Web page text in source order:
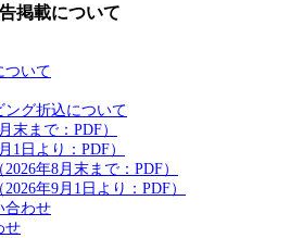
掲載について
ついて
グ折込について
末まで：PDF）
1日より：PDF）
年8月末まで：PDF）
年9月1日より：PDF）
合わせ
せ